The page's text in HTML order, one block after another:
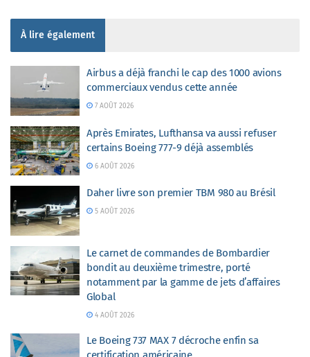
À lire également
Airbus a déjà franchi le cap des 1000 avions
commerciaux vendus cette année
7 AOÛT 2026
Après Emirates, Lufthansa va aussi refuser
certains Boeing 777-9 déjà assemblés
6 AOÛT 2026
Daher livre son premier TBM 980 au Brésil
5 AOÛT 2026
Le carnet de commandes de Bombardier
bondit au deuxième trimestre, porté
notamment par la gamme de jets d’affaires
Global
4 AOÛT 2026
Le Boeing 737 MAX 7 décroche enfin sa